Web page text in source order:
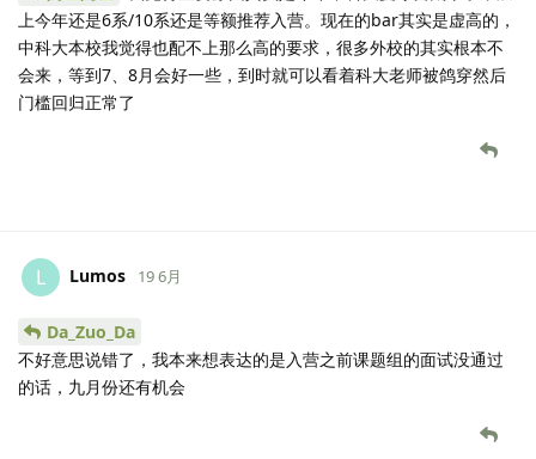
上今年还是6系/10系还是等额推荐入营。现在的bar其实是虚高的，
中科大本校我觉得也配不上那么高的要求，很多外校的其实根本不
会来，等到7、8月会好一些，到时就可以看着科大老师被鸽穿然后
门槛回归正常了
L Lumos 19 6月
Da_Zuo_Da
不好意思说错了，我本来想表达的是入营之前课题组的面试没通过
的话，九月份还有机会